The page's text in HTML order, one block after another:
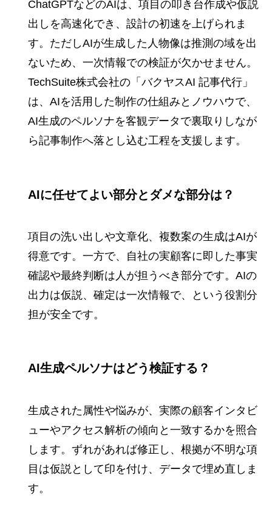
ChatGPTなどのAIは、項目の叩き台作成や仮説
出しを高速化でき、設計の初速を上げられま
す。ただしAIが生成した人物像は推測の域を出
ないため、一次情報での検証が欠かせません。
TechSuite株式会社の「バクヤスAI 記事代行」
は、AIを活用した制作の仕組みとノウハウで、
AI生成のペルソナを客観データで裏取りしなが
ら記事制作へ落とし込む工程を支援します。
AIに任せてよい部分とダメな部分は？
項目の洗い出しや文章化、複数案の生成はAIが
得意です。一方で、自社の実顧客に即した事実
確認や最終判断は人が担うべき部分です。AIの
出力は仮説、確定は一次情報で、という役割分
担が安全です。
AI生成ペルソナはどう検証する？
生成された属性や悩みが、実際の顧客インタビ
ューやアクセス解析の傾向と一致するかを照合
します。ずれがあれば修正し、根拠が不明な項
目は仮説として印を付け、データで埋め直しま
す。